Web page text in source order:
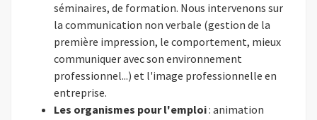
séminaires, de formation. Nous intervenons sur
la communication non verbale (gestion de la
première impression, le comportement, mieux
communiquer avec son environnement
professionnel...) et l'image professionnelle en
entreprise.
Les organismes pour l'emploi: animation